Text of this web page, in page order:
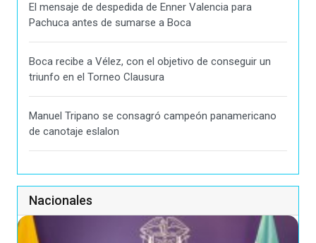
El mensaje de despedida de Enner Valencia para
Pachuca antes de sumarse a Boca
Boca recibe a Vélez, con el objetivo de conseguir un
triunfo en el Torneo Clausura
Manuel Tripano se consagró campeón panamericano
de canotaje eslalon
Nacionales